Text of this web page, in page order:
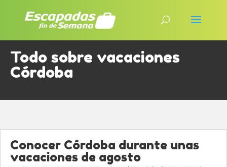
Todo sobre vacaciones
Córdoba
Conocer Córdoba durante unas
vacaciones de agosto